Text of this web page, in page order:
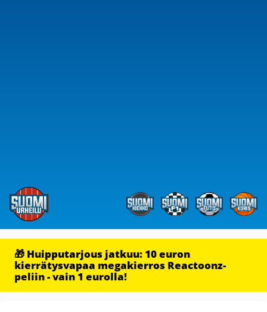
🎁 Huipputarjous jatkuu: 10 euron
kierrätysvapaa megakierros Reactoonz-
peliin - vain 1 eurolla!